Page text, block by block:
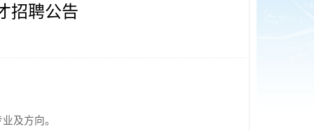
招聘公告
及方向。